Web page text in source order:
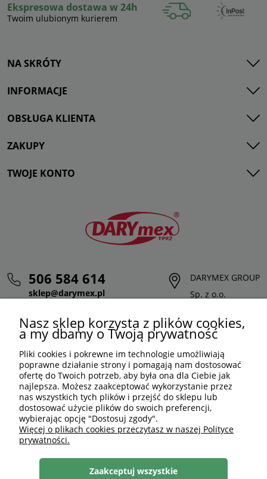
Ekspresowa dostawa w 24h
Twoim ulubionym kurierem
NA SKRÓTY
INFORMACJE
OBSŁUGA KLIENTA
ZAKUPY
TWOJE KONTO
506 584 614
sklep@darymex.pl
DARYMEX GROUP
Sp. z o.o.
32-620 Brzeszcze
PLN PL
Nasz sklep korzysta z plików cookies,
a my dbamy o Twoją prywatność
Pliki cookies i pokrewne im technologie umożliwiają
poprawne działanie strony i pomagają nam dostosować
ofertę do Twoich potrzeb, aby była ona dla Ciebie jak
najlepsza. Możesz zaakceptować wykorzystanie przez
nas wszystkich tych plików i przejść do sklepu lub
dostosować użycie plików do swoich preferencji,
wybierając opcję "Dostosuj zgody".
Więcej o plikach cookies przeczytasz w naszej Polityce
prywatności.
Zaakceptuj wszystkie